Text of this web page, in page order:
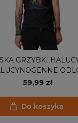
GRZYBKI
59,99 zł
Do koszyka